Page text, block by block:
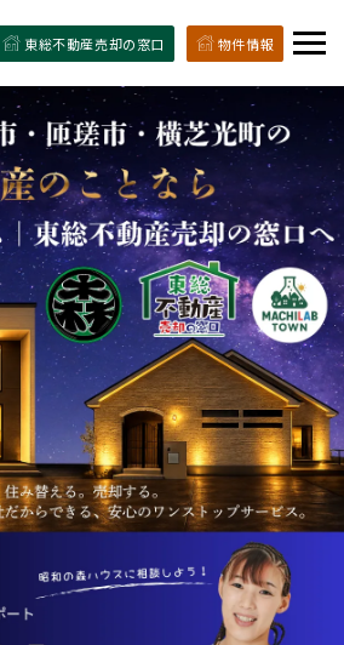
物件情報
東総不動産売却の窓口